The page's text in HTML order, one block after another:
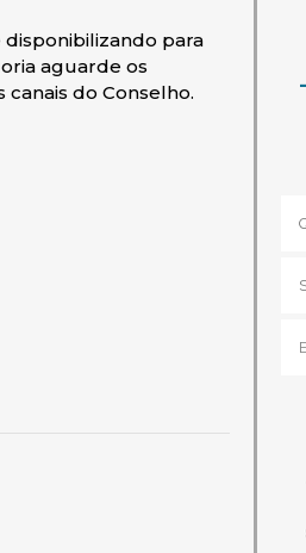
disponibilizando para
aguarde os
do Conselho.